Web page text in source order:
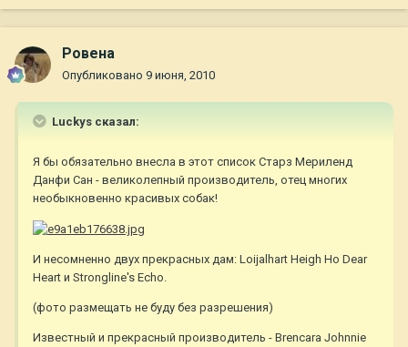
Ровена
Опубликовано 9 июня, 2010
Luckys сказал:
Я бы обязательно внесла в этот список Старз Мериленд
Данфи Сан - великолепный производитель, отец многих
необыкновенно красивых собак!
И несомненно двух прекрасных дам: Loijalhart Heigh Ho Dear
Heart и Strongline's Echo.
(фото размещать не буду без разрешения)
Известный и прекрасный производитель - Brencara Johnnie